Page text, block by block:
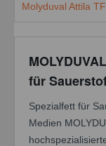
Molyduval Attila
für
Spezialfett für
Medien